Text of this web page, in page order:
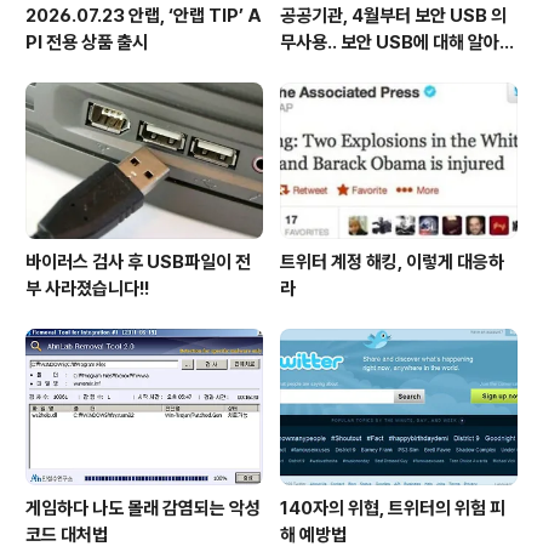
2026.07.23 안랩, ‘안랩 TIP’ A
PI 전용 상품 출시
공공기관, 4월부터 보안 USB 의
무사용.. 보안 USB에 대해 알아봅
바이러스 검사 후 USB파일이 전
부 사라졌습니다!!
트위터 계정 해킹, 이렇게 대응하
라
게임하다 나도 몰래 감염되는 악성
코드 대처법
140자의 위협, 트위터의 위험 피
해 예방법